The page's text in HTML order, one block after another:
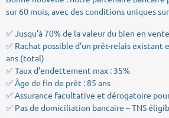
sur 60 mois, avec des conditions uniques
✅ Jusqu’à 70% de la valeur du bien en vente
✅ Rachat possible d’un prêt-relais existant
ans (total)
✅ Taux d’endettement max : 35%
✅ Âge de fin de prêt : 85 ans
✅ Assurance facultative et dérogatoire
✅ Pas de domiciliation bancaire – TNS